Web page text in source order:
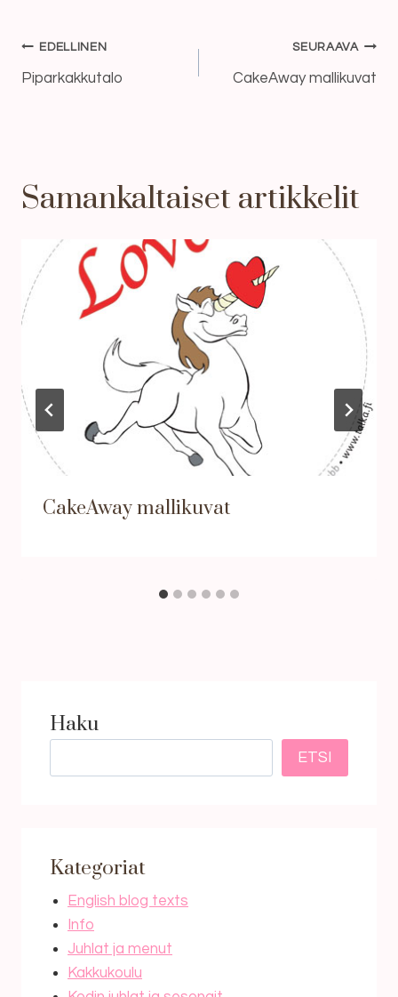
Artikkelien
selaus
EDELLINEN
Piparkakkutalo
SEURAAVA
CakeAway mallikuvat
Samankaltaiset artikkelit
CakeAway mallikuvat
Haku
ETSI
Kategoriat
English blog texts
Info
Juhlat ja menut
Kakkukoulu